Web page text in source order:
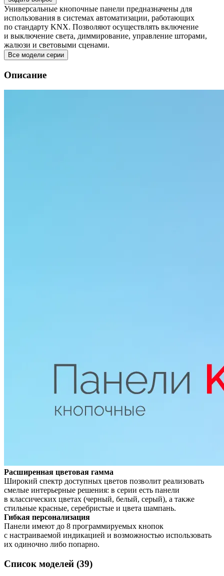
Универсальные кнопочные панели предназначены для
использования в системах автоматизации, работающих
по стандарту KNX. Позволяют осуществлять включение
и выключение света, диммирование, управление шторами,
жалюзи и световыми сценами.
Все модели серии
Описание
Расширенная цветовая гамма
Широкий спектр доступных цветов позволит реализовать
смелые интерьерные решения: в серии есть панели
в классических цветах (черный, белый, серый), а также
стильные красные, серебристые и цвета шампань.
Гибкая персонализация
Панели имеют до 8 программируемых кнопок
с настраиваемой индикацией и возможностью использовать
их одиночно либо попарно.
Список моделей (39)